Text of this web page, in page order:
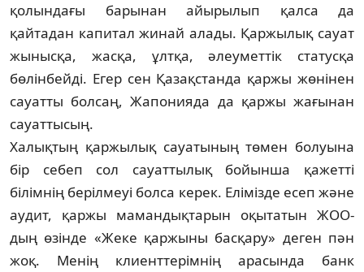
қолындағы барынан айы­рылып қалса да
қайтадан капитал жинай ала­ды. Қаржылық сауат
жынысқа, жасқа, ұлт­қа, әлеуметтік статусқа
бөлінбейді. Егер сен Қа­зақ­станда қаржы жөнінен
сауатты болсаң, Жа­понияда да қаржы жағынан
сауаттысың.
Халықтың қаржылық сауатының төмен болуына
бір себеп сол сауаттылық бойынша қа­жетті
білімнің берілмеуі болса керек. Елі­мізде есеп және
аудит, қаржы мамандықтарын оқытатын ЖОО-
дың өзінде «Жеке қаржыны басқару» деген пән
жоқ. Менің клиенттерімнің ара­сында банк